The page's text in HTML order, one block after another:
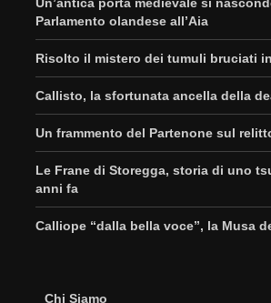
Parlamento olandese all’Aia
Risolto il mistero dei tumuli bruciati
Callisto, la sfortunata ancella della
Un frammento del Partenone sul
Le Frane di Storegga, storia di uno
anni fa
Calliope “dalla bella voce”, la Musa
Chi Siamo